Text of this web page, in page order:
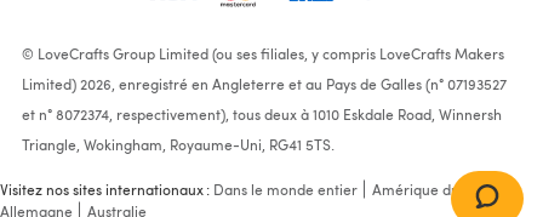
© LoveCrafts Group Limited (ou ses filiales, y compris LoveCrafts Makers
Limited) 2026, enregistré en Angleterre et au Pays de Galles (n° 07193527
et n° 8072374, respectivement), tous deux à 1010 Eskdale Road, Winnersh
Triangle, Wokingham, Royaume-Uni, RG41 5TS.
Visitez nos sites internationaux : Dans le monde entier
Amérique du Nord
Allemagne
Australie